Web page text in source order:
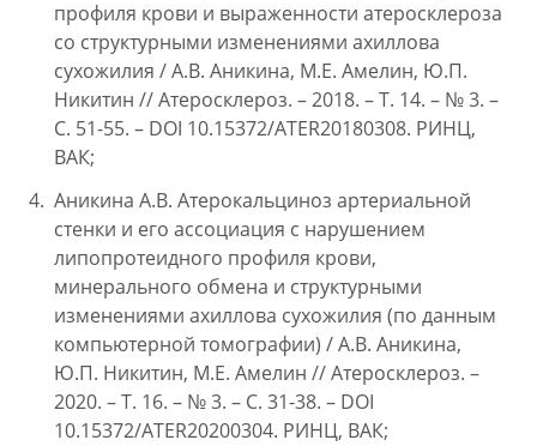
профиля крови и выраженности атеросклероза
со структурными изменениями ахиллова
сухожилия / А.В. Аникина, М.Е. Амелин, Ю.П.
Никитин // Атеросклероз. – 2018. – Т. 14. – № 3. –
С. 51-55. – DOI 10.15372/ATER20180308. РИНЦ,
ВАК;
Аникина А.В. Атерокальциноз артериальной
стенки и его ассоциация с нарушением
липопротеидного профиля крови,
минерального обмена и структурными
изменениями ахиллова сухожилия (по данным
компьютерной томографии) / А.В. Аникина,
Ю.П. Никитин, М.Е. Амелин // Атеросклероз. –
2020. – Т. 16. – № 3. – С. 31-38. – DOI
10.15372/ATER20200304. РИНЦ, ВАК;